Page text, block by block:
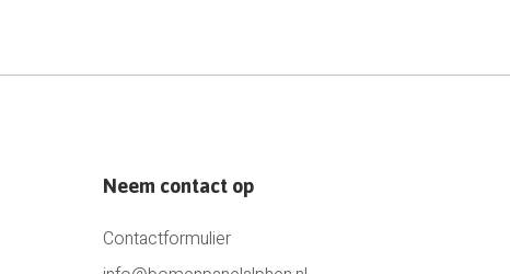
Neem contact op
Contactformulier